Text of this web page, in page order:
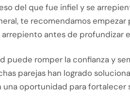
del que fue infiel y se
te recomendamos
arrepiento antes de profundizar
puede romper la confianza y
parejas han logrado
una oportunidad para fortalecer